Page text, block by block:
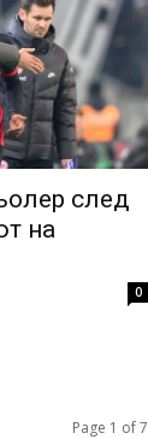
след
на
0
Page 1 of 7